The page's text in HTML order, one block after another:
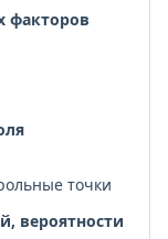
факторов
точки
вероятности